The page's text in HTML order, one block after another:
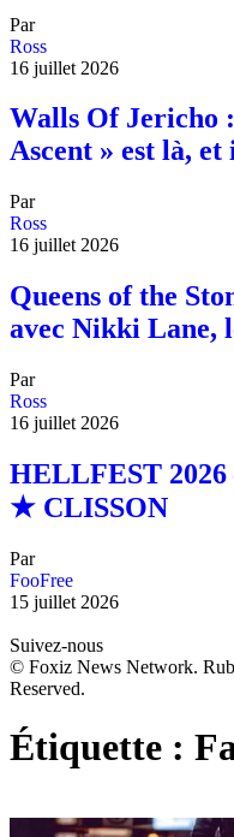
Par
Ross
16 juillet 2026
Walls Of Jericho
Ascent » est là,
Par
Ross
16 juillet 2026
Queens of the
avec Nikki Lane,
Par
Ross
16 juillet 2026
HELLFEST
★ CLISSON
Par
FooFree
15 juillet 2026
Suivez-nous
© Foxiz News Network.
Reserved.
Étiquette :